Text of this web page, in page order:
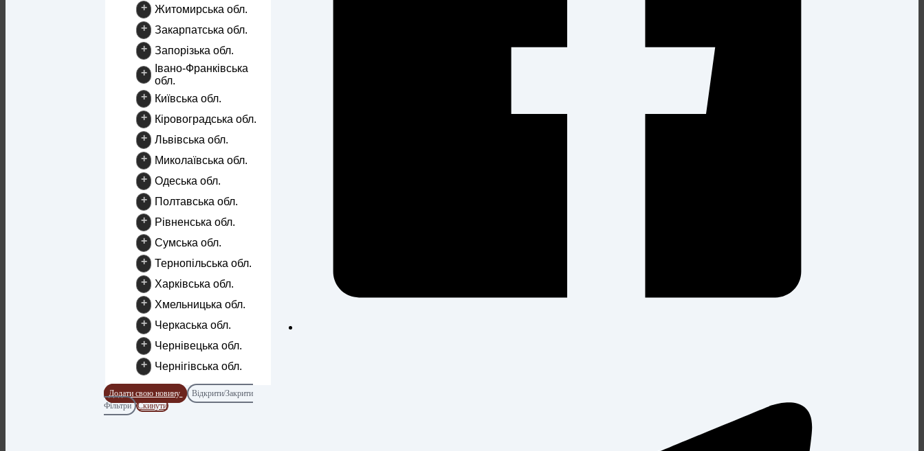
+
Житомирська обл.
+
Закарпатська обл.
+
Запорізька обл.
+
Івано-Франківська
обл.
+
Київська обл.
+
Кіровоградська обл.
+
Львівська обл.
+
Миколаївська обл.
+
Одеська обл.
+
Полтавська обл.
+
Рівненська обл.
+
Сумська обл.
+
Тернопільська обл.
+
Харківська обл.
+
Хмельницька обл.
+
Черкаська обл.
+
Чернівецька обл.
+
Чернігівська обл.
Додати свою новину
Відкрити/Закрити
Фільтри
Скинути